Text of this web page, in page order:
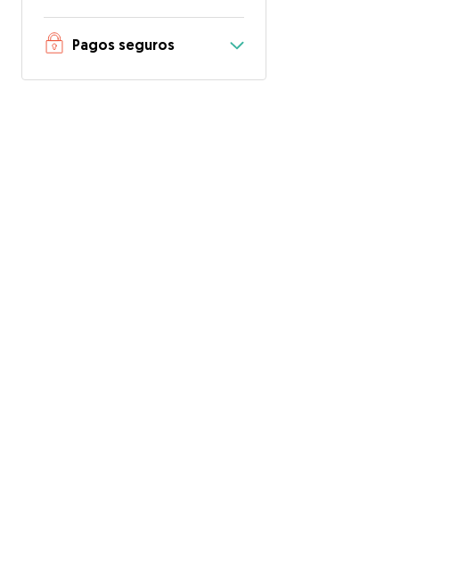
Pagos seguros